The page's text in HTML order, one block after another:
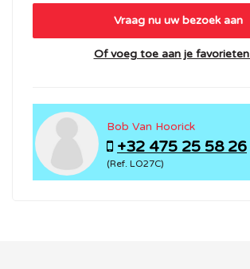
Vraag nu uw bezoek aan
Of voeg toe aan je favorieten
Bob Van Hoorick
+32 475 25 58 26
(Ref. LO27C)